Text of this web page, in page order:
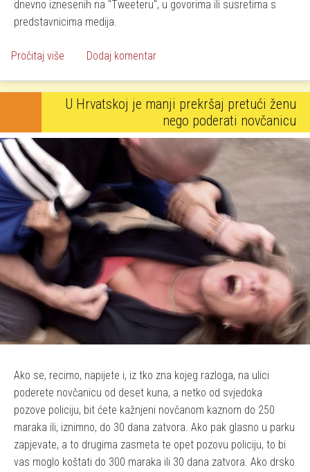
dnevno iznesenih na "Tweeteru", u govorima ili susretima s
predstavnicima medija.
Pročitaj više o Washington post izbrojao Trumpove laži
Dodaj komentar
U Hrvatskoj je manji prekršaj pretući ženu
nego poderati novčanicu
Ako se, recimo, napijete i, iz tko zna kojeg razloga, na ulici
poderete novčanicu od deset kuna, a netko od svjedoka
pozove policiju, bit ćete kažnjeni novčanom kaznom do 250
maraka ili, iznimno, do 30 dana zatvora. Ako pak glasno u parku
zapjevate, a to drugima zasmeta te opet pozovu policiju, to bi
vas moglo koštati do 300 maraka ili 30 dana zatvora. Ako drsko